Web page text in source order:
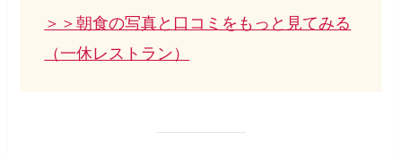
＞＞朝食の写真と口コミをもっと見てみる
（一休レストラン）